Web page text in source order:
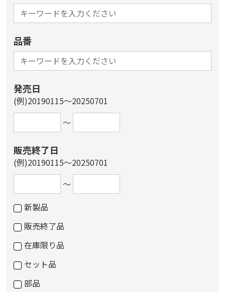
品番
発売日
(例)20190115～20250701
～
販売終了日
(例)20190115～20250701
～
新製品
販売終了品
在庫限り品
セット品
部品